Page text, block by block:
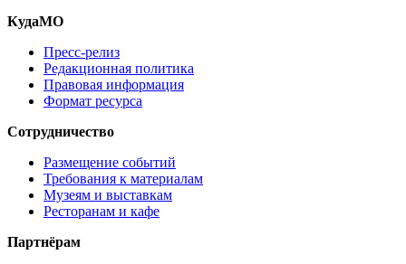
КудаМО
Пресс-релиз
Редакционная политика
Правовая информация
Формат ресурса
Сотрудничество
Размещение событий
Требования к материалам
Музеям и выставкам
Ресторанам и кафе
Партнёрам